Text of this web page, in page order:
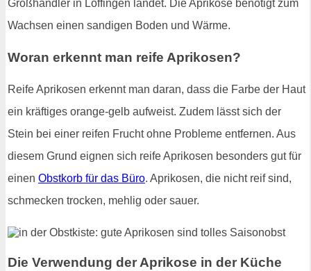
Großhändler in Löffingen landet. Die Aprikose benötigt zum
Wachsen einen sandigen Boden und Wärme.
Woran erkennt man reife Aprikosen?
Reife Aprikosen erkennt man daran, dass die Farbe der Haut
ein kräftiges orange-gelb aufweist. Zudem lässt sich der
Stein bei einer reifen Frucht ohne Probleme entfernen. Aus
diesem Grund eignen sich reife Aprikosen besonders gut für
einen Obstkorb für das Büro. Aprikosen, die nicht reif sind,
schmecken trocken, mehlig oder sauer.
Die Verwendung der Aprikose in der Küche